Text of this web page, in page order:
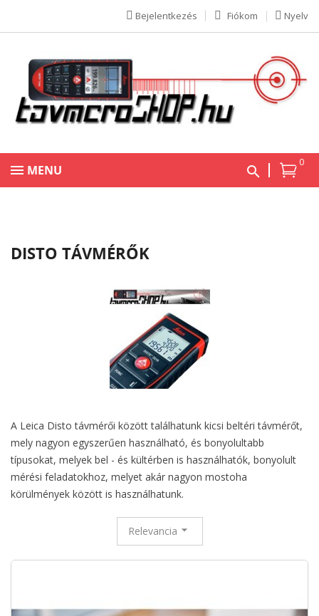
Nyelv
Fiókom
Bejelentkezés
0
MENU
DISTO TÁVMÉRŐK
A Leica Disto távmérői között találhatunk kicsi beltéri távmérőt,
mely nagyon egyszerűen használható, és bonyolultabb
típusokat, melyek bel - és kültérben is használhatók, bonyolult
mérési feladatokhoz, melyet akár nagyon mostoha
körülmények között is használhatunk.
Relevancia